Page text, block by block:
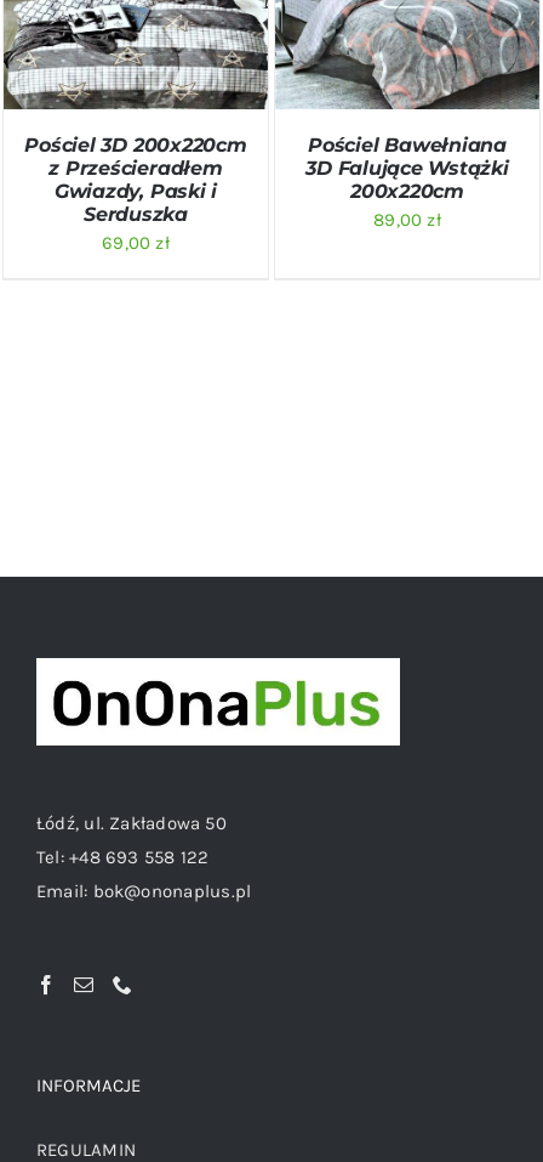
DODAJ DO KOSZYKA
/
SZCZEGÓŁY
Pościel 3D 200x220cm
z Prześcieradłem
Gwiazdy, Paski i
Serduszka
69,00zł
DODAJ DO KOSZYKA
/
SZCZEGÓŁY
Pościel Bawełniana
3D Falujące Wstążki
200x220cm
89,00zł
Łódź, ul. Zakładowa 50
Tel:+48 693 558 122
Email: bok@ononaplus.pl
INFORMACJE
REGULAMIN